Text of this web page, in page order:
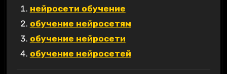
нейросети обучение
обучение нейросетям
обучение нейросети
обучение нейросетей